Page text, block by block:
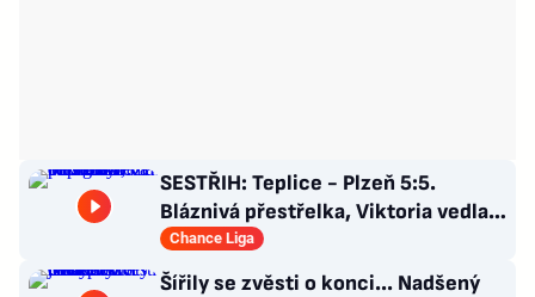
SESTŘIH: Teplice - Plzeň 5:5.
Bláznivá přestřelka, Viktoria vedla o
tři góly. Krčíkova červená
Chance Liga
Šířily se zvěsti o konci... Nadšený